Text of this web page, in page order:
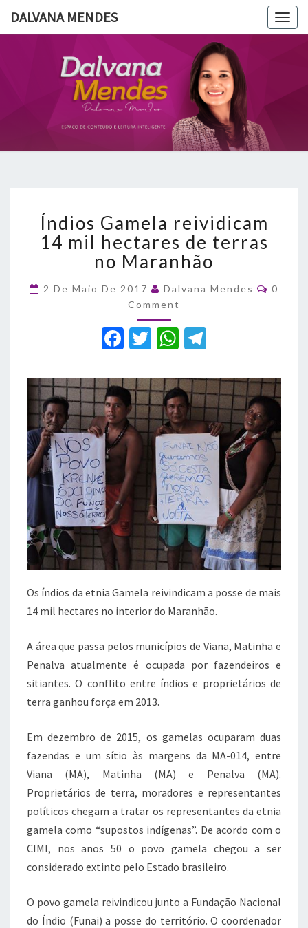
DALVANA MENDES
DALVANA
MENDES
Espaço De
Conteúdo
E Leitura
Inteligente
Gamela
reividicam
14
mil
hectares
de
terras
no
Maranhão
Índios Gamela reividicam
14 mil hectares de terras
no Maranhão
2 De Maio De 2017 Dalvana Mendes
0
Comment
F
c
e
b
o
o
k
T
it
te
r
W
at
s
A
p
p
e
gr
a
m
Os índios da etnia Gamela reivindicam a posse de mais
14 mil hectares no interior do Maranhão.
A área que passa pelos municípios de Viana, Matinha e
Penalva atualmente é ocupada por fazendeiros e
sitiantes. O conflito entre índios e proprietários de
terra ganhou força em 2013.
Em dezembro de 2015, os gamelas ocuparam duas
fazendas e um sítio às margens da MA-014, entre
Viana (MA), Matinha (MA) e Penalva (MA).
Proprietários de terra, moradores e representantes
políticos chegam a tratar os representantes da etnia
gamela como “supostos indígenas”. De acordo com o
CIMI, nos anos 50 o povo gamela chegou a ser
considerado extinto pelo Estado brasileiro.
O povo gamela reivindicou junto a Fundação Nacional
do Índio (Funai) a posse do território. O coordenador